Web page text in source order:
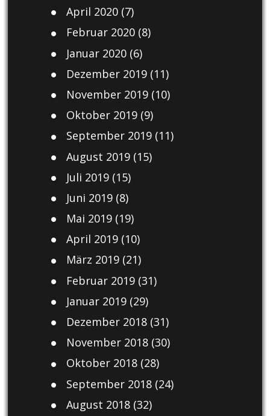
April 2020(7)
Februar 2020(8)
Januar 2020(6)
Dezember 2019(11)
November 2019(10)
Oktober 2019(9)
September 2019(11)
August 2019(15)
Juli 2019(15)
Juni 2019(8)
Mai 2019(19)
April 2019(10)
März 2019(21)
Februar 2019(31)
Januar 2019(29)
Dezember 2018(31)
November 2018(30)
Oktober 2018(28)
September 2018(24)
August 2018(32)